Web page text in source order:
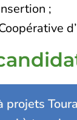
;
projets